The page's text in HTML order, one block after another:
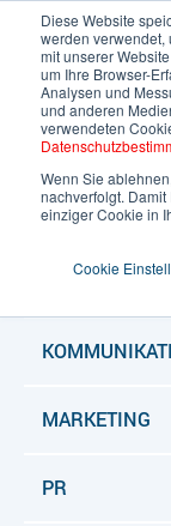
Diese Website
werden verwendet,
mit unserer
um Ihre Browser-
Analysen und
und anderen
verwendeten
Wenn Sie
nachverfolgt.
einziger Cookie in
Cookie
ALLE
BLOG
MARKETING
PR